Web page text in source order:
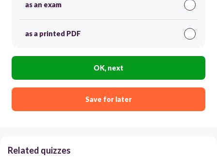
as an exam
as a printed PDF
OK, next
Save for later
Related quizzes